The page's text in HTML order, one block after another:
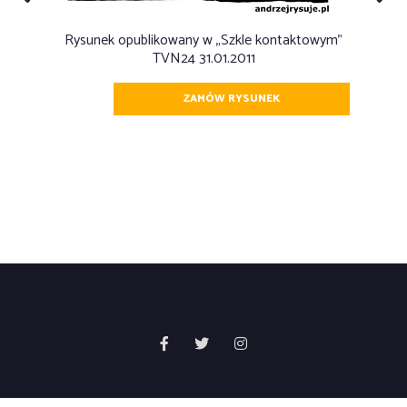
Rysunek opublikowany w „Szkle kontaktowym”
TVN24 31.01.2011
ZAMÓW RYSUNEK